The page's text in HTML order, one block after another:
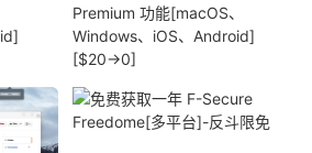
Premium 功能[macOS、
Windows、iOS、Android]
[$20→0]